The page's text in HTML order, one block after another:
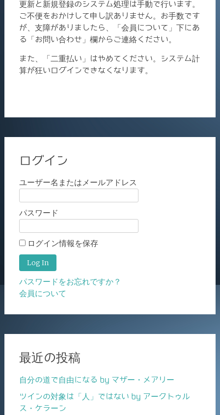
更新と新規登録のシステム処理は手動で行います。
ご不便をおかけして申し訳ありません。お手数です
が、支障がありましたら、「会員について」下にあ
る「お問い合わせ」欄からご連絡ください。
また、「二重払い」はやめてください。システム計
算が狂いログインできなくなります。
ログイン
ユーザー名またはメールアドレス
パスワード
ログイン情報を保存
パスワードをお忘れですか？
会員について
最近の投稿
自分の道で自由になる by マザー・メアリー
ツインの対象は「人」ではない by アークトゥル
ス・ケラーン